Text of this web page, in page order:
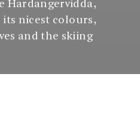
Hardangervidda,
its nicest colours,
and the skiing